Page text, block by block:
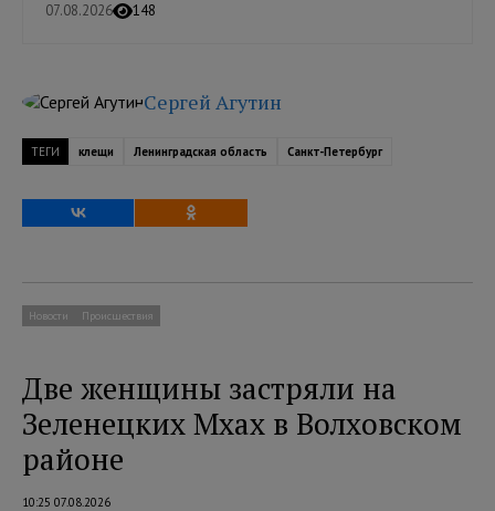
07.08.2026 148
Сергей Агутин
ТЕГИ клещи Ленинградская область Санкт-Петербург
Новости Происшествия
Две женщины застряли на
Зеленецких Мхах в Волховском
районе
10:25 07.08.2026